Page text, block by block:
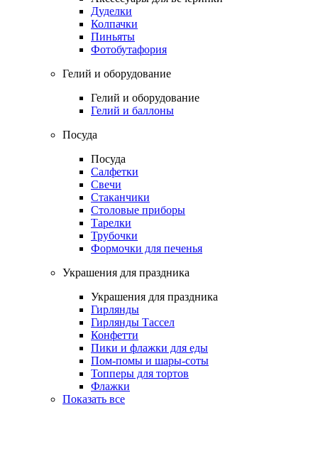
Дуделки
Колпачки
Пиньяты
Фотобутафория
Гелий и оборудование
Гелий и оборудование
Гелий и баллоны
Посуда
Посуда
Салфетки
Свечи
Стаканчики
Столовые приборы
Тарелки
Трубочки
Формочки для печенья
Украшения для праздника
Украшения для праздника
Гирлянды
Гирлянды Тассел
Конфетти
Пики и флажки для еды
Пом-помы и шары-соты
Топперы для тортов
Флажки
Показать все